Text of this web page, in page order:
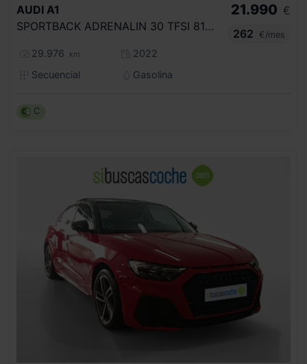
AUDI A1
SPORTBACK ADRENALIN 30 TFSI 81KW S TRON
29.976 km
2022
Secuencial
Gasolina
21.990 €
262
€/mes
C